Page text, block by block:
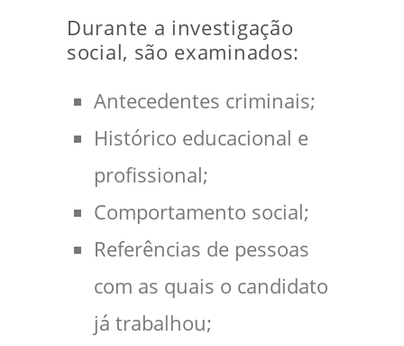
Durante a investigação
social, são examinados:
Antecedentes criminais;
Histórico educacional e
profissional;
Comportamento social;
Referências de pessoas
com as quais o candidato
já trabalhou;